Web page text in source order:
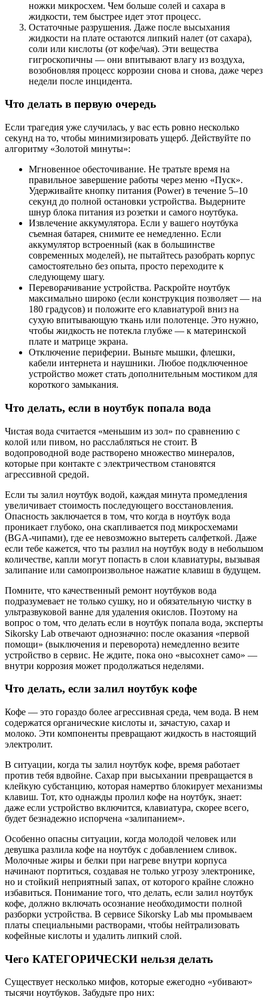
ножки микросхем. Чем больше солей и сахара в
жидкости, тем быстрее идет этот процесс.
Остаточные разрушения. Даже после высыхания
жидкости на плате остаются липкий налет (от сахара),
соли или кислоты (от кофе/чая). Эти вещества
гигроскопичны — они впитывают влагу из воздуха,
возобновляя процесс коррозии снова и снова, даже через
недели после инцидента.
Что делать в первую очередь
Если трагедия уже случилась, у вас есть ровно несколько
секунд на то, чтобы минимизировать ущерб. Действуйте по
алгоритму «Золотой минуты»:
Мгновенное обесточивание. Не тратьте время на
правильное завершение работы через меню «Пуск».
Удерживайте кнопку питания (Power) в течение 5–10
секунд до полной остановки устройства. Выдерните
шнур блока питания из розетки и самого ноутбука.
Извлечение аккумулятора. Если у вашего ноутбука
съемная батарея, снимите ее немедленно. Если
аккумулятор встроенный (как в большинстве
современных моделей), не пытайтесь разобрать корпус
самостоятельно без опыта, просто переходите к
следующему шагу.
Переворачивание устройства. Раскройте ноутбук
максимально широко (если конструкция позволяет — на
180 градусов) и положите его клавиатурой вниз на
сухую впитывающую ткань или полотенце. Это нужно,
чтобы жидкость не потекла глубже — к материнской
плате и матрице экрана.
Отключение периферии. Выньте мышки, флешки,
кабели интернета и наушники. Любое подключенное
устройство может стать дополнительным мостиком для
короткого замыкания.
Что делать, если в ноутбук попала вода
Чистая вода считается «меньшим из зол» по сравнению с
колой или пивом, но расслабляться не стоит. В
водопроводной воде растворено множество минералов,
которые при контакте с электричеством становятся
агрессивной средой.
Если ты залил ноутбук водой, каждая минута промедления
увеличивает стоимость последующего восстановления.
Опасность заключается в том, что когда в ноутбук вода
проникает глубоко, она скапливается под микросхемами
(BGA-чипами), где ее невозможно вытереть салфеткой. Даже
если тебе кажется, что ты разлил на ноутбук воду в небольшом
количестве, капли могут попасть в слои клавиатуры, вызывая
залипание или самопроизвольное нажатие клавиш в будущем.
Помните, что качественный ремонт ноутбуков вода
подразумевает не только сушку, но и обязательную чистку в
ультразвуковой ванне для удаления окислов. Поэтому на
вопрос о том, что делать если в ноутбук попала вода, эксперты
Sikorsky Lab отвечают однозначно: после оказания «первой
помощи» (выключения и переворота) немедленно везите
устройство в сервис. Не ждите, пока оно «высохнет само» —
внутри коррозия может продолжаться неделями.
Что делать, если залил ноутбук кофе
Кофе — это гораздо более агрессивная среда, чем вода. В нем
содержатся органические кислоты и, зачастую, сахар и
молоко. Эти компоненты превращают жидкость в настоящий
электролит.
В ситуации, когда ты залил ноутбук кофе, время работает
против тебя вдвойне. Сахар при высыхании превращается в
клейкую субстанцию, которая намертво блокирует механизмы
клавиш. Тот, кто однажды пролил кофе на ноутбук, знает:
даже если устройство включится, клавиатура, скорее всего,
будет безнадежно испорчена «залипанием».
Особенно опасны ситуации, когда молодой человек или
девушка разлила кофе на ноутбук с добавлением сливок.
Молочные жиры и белки при нагреве внутри корпуса
начинают портиться, создавая не только угрозу электронике,
но и стойкий неприятный запах, от которого крайне сложно
избавиться. Понимание того, что делать, если залил ноутбук
кофе, должно включать осознание необходимости полной
разборки устройства. В сервисе Sikorsky Lab мы промываем
платы специальными растворами, чтобы нейтрализовать
кофейные кислоты и удалить липкий слой.
Чего КАТЕГОРИЧЕСКИ нельзя делать
Существует несколько мифов, которые ежегодно «убивают»
тысячи ноутбуков. Забудьте про них: